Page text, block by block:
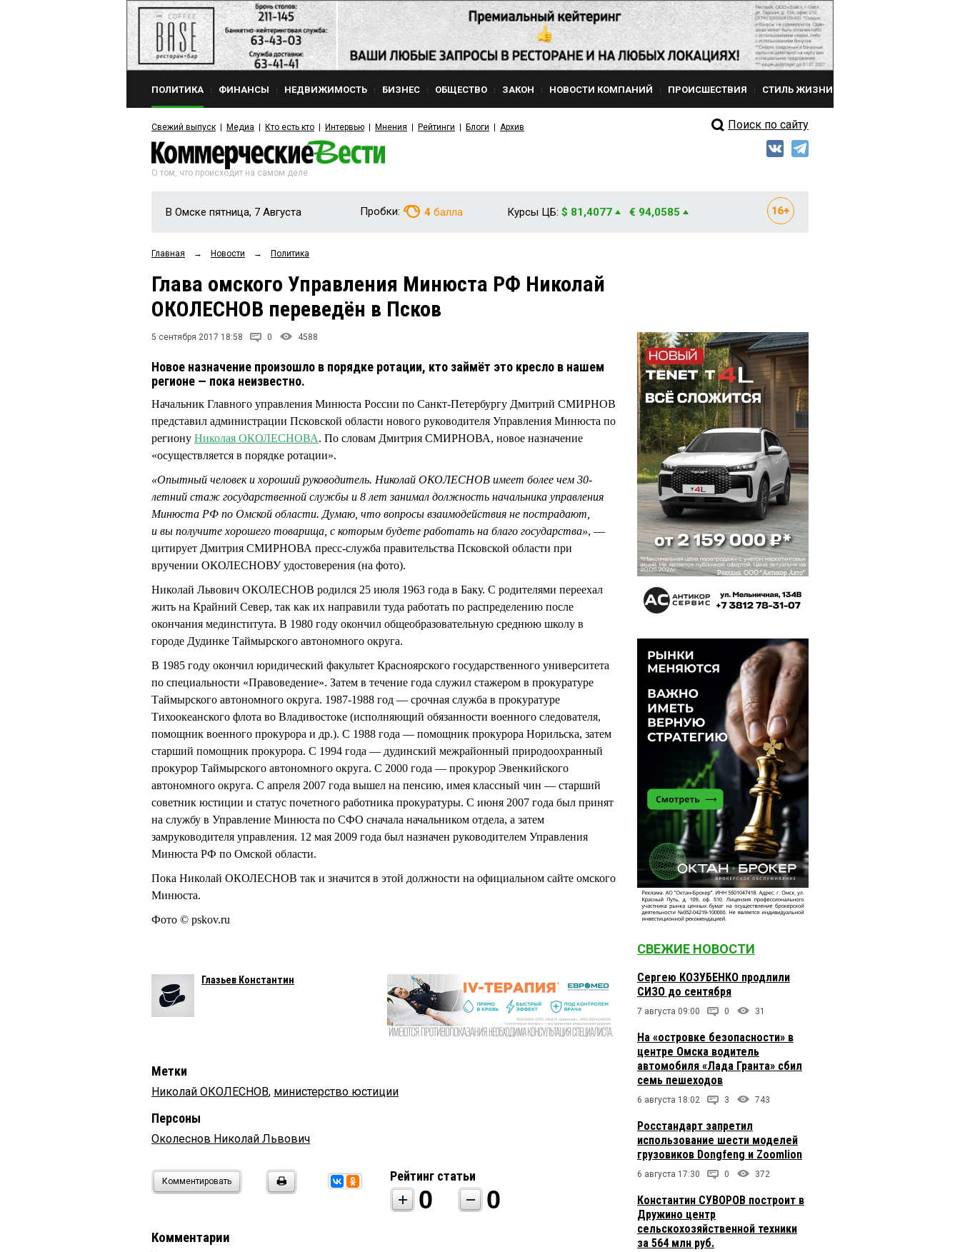
ПОЛИТИКА ФИНАНСЫ НЕДВИЖИМОСТЬ БИЗНЕС ОБЩЕСТВО ЗАКОН НОВОСТИ КОМПАНИЙ ПРОИСШЕСТВИЯ СТИЛЬ ЖИЗНИ
Свежий выпуск Медиа Кто есть кто Интервью Мнения Рейтинги Блоги Архив Поиск по сайту
О том, что происходит на самом деле
В Омске пятница, 7 Августа Пробки: 4 балла Курсы ЦБ: $ 81,4077 € 94,0585
Главная → Новости → Политика
Глава омского Управления Минюста РФ Николай
ОКОЛЕСНОВ переведён в Псков
5 сентября 2017 18:58 0 4588
Новое назначение произошло в порядке ротации, кто займёт это кресло в нашем
регионе — пока неизвестно.
Начальник Главного управления Минюста России по Санкт-Петербургу Дмитрий СМИРНОВ
представил администрации Псковской области нового руководителя Управления Минюста по
региону Николая ОКОЛЕСНОВА. По словам Дмитрия СМИРНОВА, новое назначение
«осуществляется в порядке ротации».
«Опытный человек и хороший руководитель. Николай ОКОЛЕСНОВ имеет более чем 30-
летний стаж государственной службы и 8 лет занимал должность начальника управления
Минюста РФ по Омской области. Думаю, что вопросы взаимодействия не пострадают,
и вы получите хорошего товарища, с которым будете работать на благо государства», —
цитирует Дмитрия СМИРНОВА пресс-служба правительства Псковской области при
вручении ОКОЛЕСНОВУ удостоверения (на фото).
Николай Львович ОКОЛЕСНОВ родился 25 июля 1963 года в Баку. С родителями переехал
жить на Крайний Север, так как их направили туда работать по распределению после
окончания мединститута. В 1980 году окончил общеобразовательную среднюю школу в
городе Дудинке Таймырского автономного округа.
В 1985 году окончил юридический факультет Красноярского государственного университета
по специальности «Правоведение». Затем в течение года служил стажером в прокуратуре
Таймырского автономного округа. 1987-1988 год — срочная служба в прокуратуре
Тихоокеанского флота во Владивостоке (исполняющий обязанности военного следователя,
помощник военного прокурора и др.). С 1988 года — помощник прокурора Норильска, затем
старший помощник прокурора. С 1994 года — дудинский межрайонный природоохранный
прокурор Таймырского автономного округа. С 2000 года — прокурор Эвенкийского
автономного округа. С апреля 2007 года вышел на пенсию, имея классный чин — старший
советник юстиции и статус почетного работника прокуратуры. С июня 2007 года был принят
на службу в Управление Минюста по СФО сначала начальником отдела, а затем
замруководителя управления. 12 мая 2009 года был назначен руководителем Управления
Минюста РФ по Омской области.
Пока Николай ОКОЛЕСНОВ так и значится в этой должности на официальном сайте омского
Минюста.
Фото © pskov.ru
Глазьев Константин
Метки
Николай ОКОЛЕСНОВ, министерство юстиции
Персоны
Околеснов Николай Львович
Комментировать Рейтинг статьи
0 0
Комментарии
СВЕЖИЕ НОВОСТИ
Сергею КОЗУБЕНКО продлили
СИЗО до сентября
7 августа 09:00 0 31
На «островке безопасности» в
центре Омска водитель
автомобиля «Лада Гранта» сбил
семь пешеходов
6 августа 18:02 3 743
Росстандарт запретил
использование шести моделей
грузовиков Dongfeng и Zoomlion
6 августа 17:30 0 372
Константин СУВОРОВ построит в
Дружино центр
сельскохозяйственной техники
за 564 млн руб.